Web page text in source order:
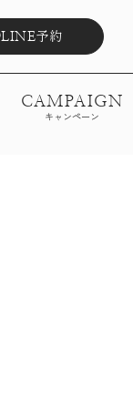
LINE予約
CAMPAIGN
キャンペーン